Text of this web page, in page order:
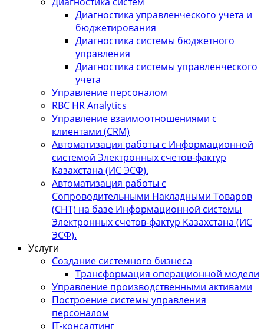
Диагностика управленческого учета и
бюджетирования
Диагностика системы бюджетного
управления
Диагностика системы управленческого
учета
Управление персоналом
RBC HR Аnalytics
Управление взаимоотношениями с
клиентами (СRM)
Автоматизация работы с Информационной
системой Электронных счетов-фактур
Казахстана (ИС ЭСФ).
Автоматизация работы с
Сопроводительными Накладными Товаров
(СНТ) на базе Информационной системы
Электронных счетов-фактур Казахстана (ИС
ЭСФ).
Услуги
Создание системного бизнеса
Трансформация операционной модели
Управление производственными активами
Построение системы управления
персоналом
IT-консалтинг